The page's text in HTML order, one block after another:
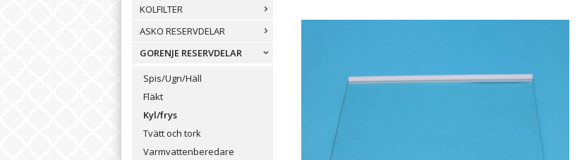
KOLFILTER
ASKO RESERVDELAR
GORENJE RESERVDELAR
Spis/Ugn/Häll
Fläkt
Kyl/frys
Tvätt och tork
Varmvattenberedare